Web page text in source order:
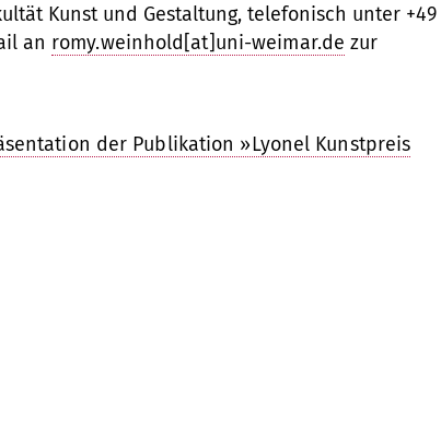
Kunst und Gestaltung, telefonisch unter +49
an romy.weinhold[at]uni-weimar.de zur
der Publikation »Lyonel Kunstpreis